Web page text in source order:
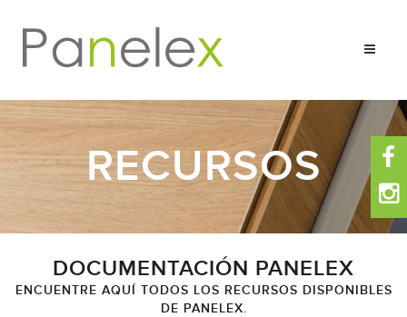
Composición
Ventajas
RECURSOS
DOCUMENTACIÓN PANELEX
ENCUENTRE AQUÍ TODOS LOS RECURSOS DISPONIBLES
DE PANELEX.